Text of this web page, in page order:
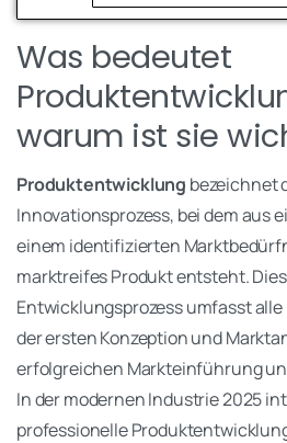
Wir suchen
Verpackungslösungen
Wir möchten uns am
Konkurrenz
Langfristige
E-Mail
Telefon (optional)
Was bedeutet
warum ist sie
Produktentwicklung bezeichnet
Innovationsprozess, bei dem aus
einem identifizierten
marktreifes Produkt entsteht.
Entwicklungsprozess umfasst
der ersten Konzeption und
erfolgreichen Markteinführung
In der modernen Industrie 2025
professionelle